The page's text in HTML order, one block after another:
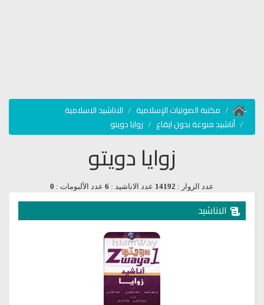
مكتبة الصوتيات الإسلامية
الاناشيد الاسلامية
أناشيد منوعة بدون ايقاع
زوايا دويتو
زوايا دويتو
عدد الزوار : 14192 عدد الاناشيد : 6 عدد الألبومات : 0
الاناشيد